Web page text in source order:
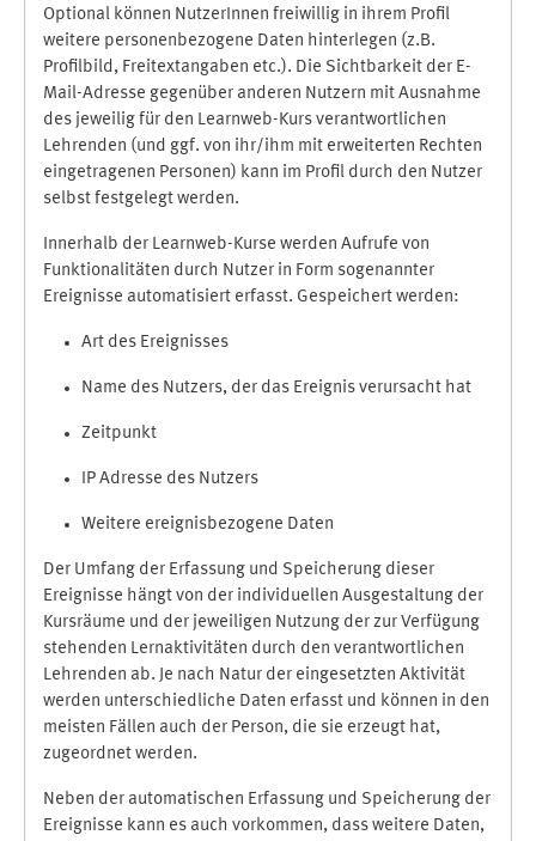
Optional können NutzerInnen freiwillig in ihrem Profil
weitere personenbezogene Daten hinterlegen (z.B.
Profilbild, Freitextangaben etc.). Die Sichtbarkeit der E-
Mail-Adresse gegenüber anderen Nutzern mit Ausnahme
des jeweilig für den Learnweb-Kurs verantwortlichen
Lehrenden (und ggf. von ihr/ihm mit erweiterten Rechten
eingetragenen Personen) kann im Profil durch den Nutzer
selbst festgelegt werden.
Innerhalb der Learnweb-Kurse werden Aufrufe von
Funktionalitäten durch Nutzer in Form sogenannter
Ereignisse automatisiert erfasst. Gespeichert werden:
Art des Ereignisses
Name des Nutzers, der das Ereignis verursacht hat
Zeitpunkt
IP Adresse des Nutzers
Weitere ereignisbezogene Daten
Der Umfang der Erfassung und Speicherung dieser
Ereignisse hängt von der individuellen Ausgestaltung der
Kursräume und der jeweiligen Nutzung der zur Verfügung
stehenden Lernaktivitäten durch den verantwortlichen
Lehrenden ab. Je nach Natur der eingesetzten Aktivität
werden unterschiedliche Daten erfasst und können in den
meisten Fällen auch der Person, die sie erzeugt hat,
zugeordnet werden.
Neben der automatischen Erfassung und Speicherung der
Ereignisse kann es auch vorkommen, dass weitere Daten,